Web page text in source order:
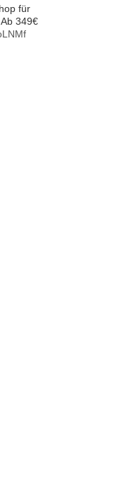
für
349€